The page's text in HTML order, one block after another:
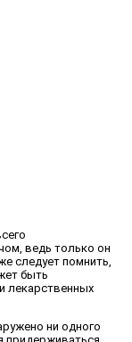
ведь только он
следует помнить,
быть
лекарственных
ни одного